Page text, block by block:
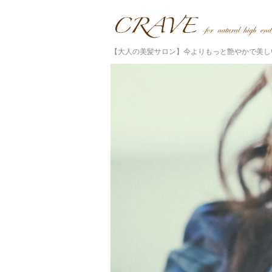
【大人の美髪サロン】今よりもっと艶やかで美